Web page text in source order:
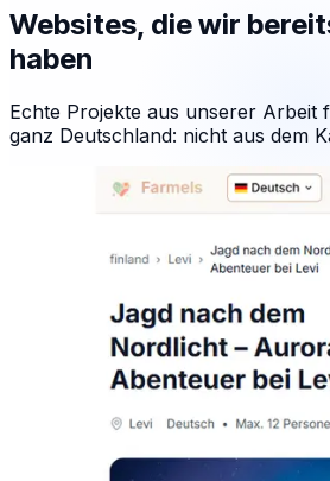
Websites, die wir
haben
Echte Projekte aus unserer Arbeit
ganz Deutschland: nicht aus dem